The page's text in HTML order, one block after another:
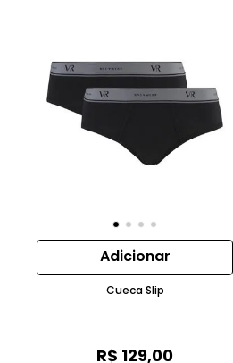
Adicionar
Cueca Slip
R$ 129,00